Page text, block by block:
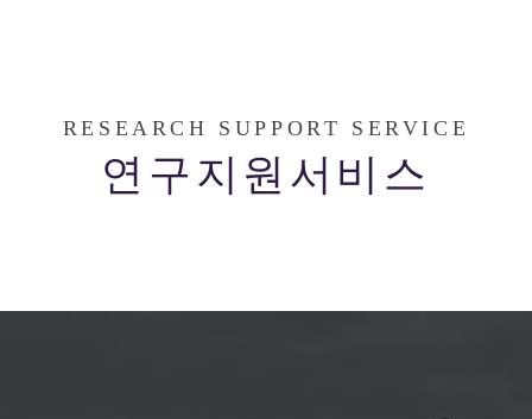
RESEARCH SUPPORT SERVICE
연구지원서비스